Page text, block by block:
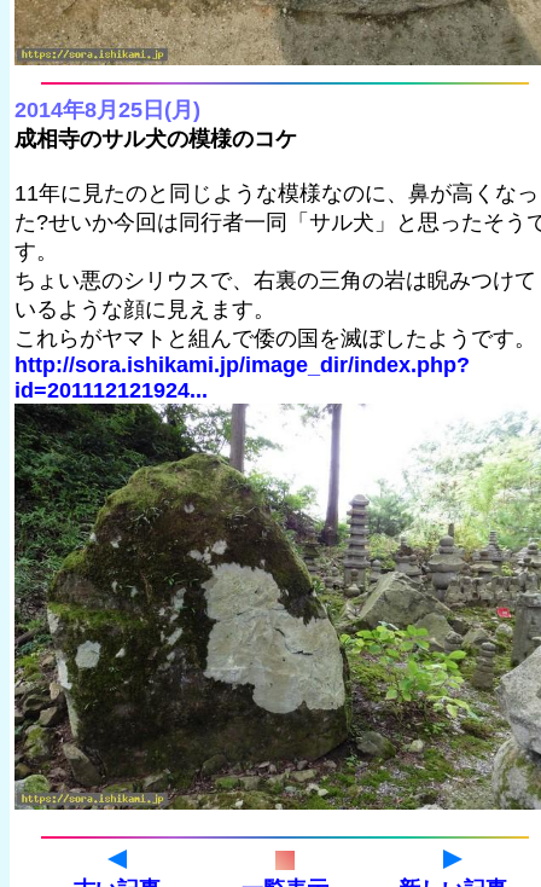
2014年8月25日(月)
成相寺のサル犬の模様のコケ
11年に見たのと同じような模様なのに、鼻が高くなっ
た?せいか今回は同行者一同「サル犬」と思ったそう
す。
ちょい悪のシリウスで、右裏の三角の岩は睨みつけて
いるような顔に見えます。
これらがヤマトと組んで倭の国を滅ぼしたようです。
http://sora.ishikami.jp/image_dir/index.php?
id=201112121924...